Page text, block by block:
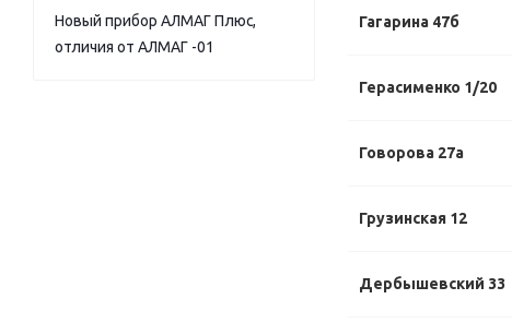
Гагарина 47б
Герасименко 1/20
Говорова 27а
Грузинская 12
Дербышевский 33
Новый прибор АЛМАГ Плюс,
отличия от АЛМАГ -01